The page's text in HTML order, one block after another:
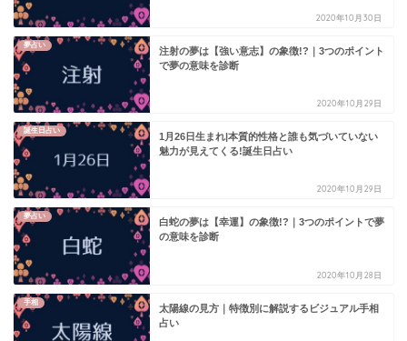
2020年10月30日
夢占い
注射の夢は【強い意志】の象徴!?｜3つのポイント
で夢の意味を診断
2020年10月29日
誕生日占い
1月26日生まれ|本質的性格と誰も気づいていない
魅力が見えてくる!誕生日占い
2020年10月29日
夢占い
白蛇の夢は【幸運】の象徴!?｜3つのポイントで夢
の意味を診断
2020年10月28日
手相
太陽線の見方｜特徴別に解説するビジュアル手相
占い